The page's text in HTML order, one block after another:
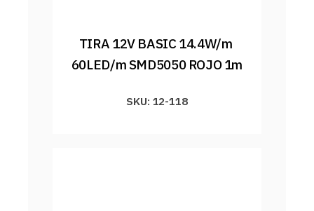
TIRA 12V BASIC 14.4W/m
60LED/m SMD5050 ROJO 1m
SKU: 12-118